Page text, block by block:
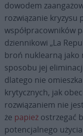
dowodem
rozwiązanie kryzysu
współpracowników
dziennikowi „La
broń nuklearną jako
sposobu jej
dlatego nie
krytycznych, jak
rozwiązaniem nie
że papieżostrzegać
potencjalnego